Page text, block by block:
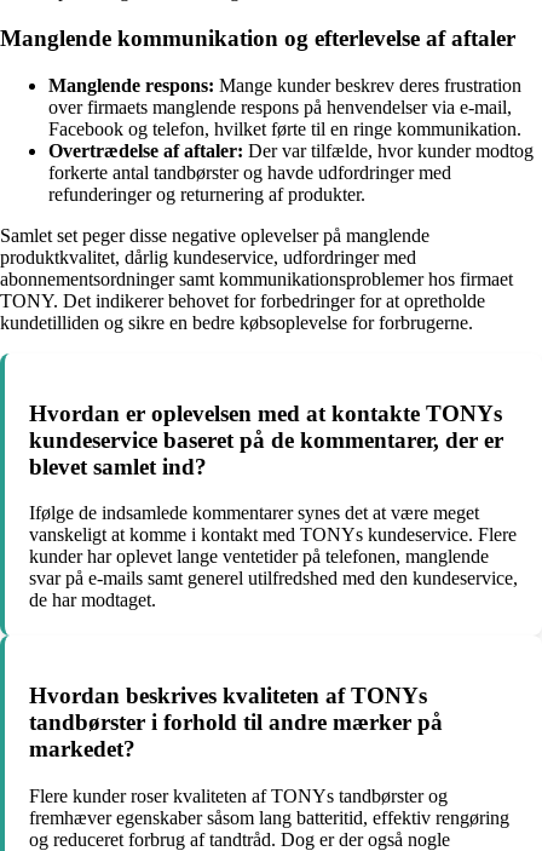
Manglende kommunikation og efterlevelse af aftaler
Manglende respons: Mange kunder beskrev deres frustration
over firmaets manglende respons på henvendelser via e-mail,
Facebook og telefon, hvilket førte til en ringe kommunikation.
Overtrædelse af aftaler: Der var tilfælde, hvor kunder modtog
forkerte antal tandbørster og havde udfordringer med
refunderinger og returnering af produkter.
Samlet set peger disse negative oplevelser på manglende
produktkvalitet, dårlig kundeservice, udfordringer med
abonnementsordninger samt kommunikationsproblemer hos firmaet
TONY. Det indikerer behovet for forbedringer for at opretholde
kundetilliden og sikre en bedre købsoplevelse for forbrugerne.
Hvordan er oplevelsen med at kontakte TONYs
kundeservice baseret på de kommentarer, der er
blevet samlet ind?
Ifølge de indsamlede kommentarer synes det at være meget
vanskeligt at komme i kontakt med TONYs kundeservice. Flere
kunder har oplevet lange ventetider på telefonen, manglende
svar på e-mails samt generel utilfredshed med den kundeservice,
de har modtaget.
Hvordan beskrives kvaliteten af TONYs
tandbørster i forhold til andre mærker på
markedet?
Flere kunder roser kvaliteten af TONYs tandbørster og
fremhæver egenskaber såsom lang batteritid, effektiv rengøring
og reduceret forbrug af tandtråd. Dog er der også nogle